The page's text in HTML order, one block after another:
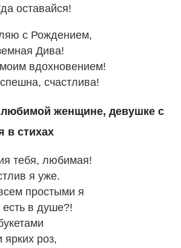
оставайся!
с Рождением,
Дива!
вдохновением!
счастлива!
женщине, девушке с
в стихах
тебя, любимая!
я уже.
простыми я
в душе?!
роз,